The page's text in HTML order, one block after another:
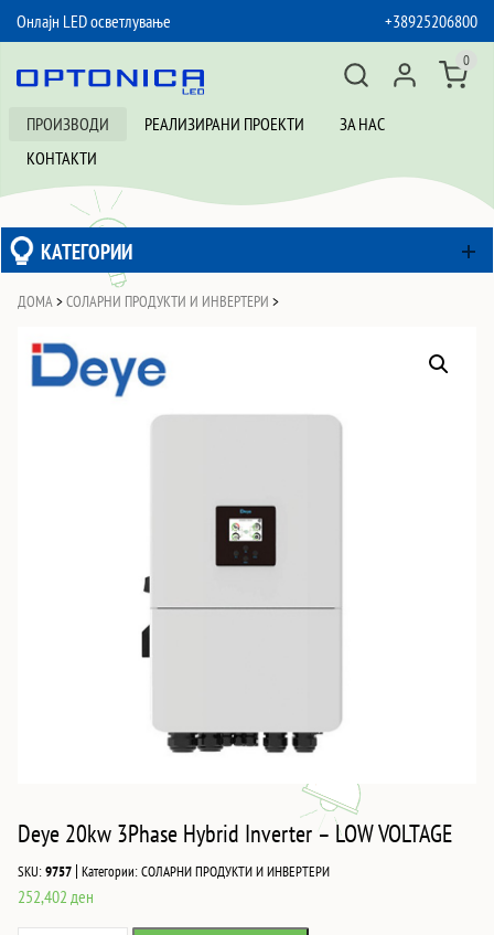
Онлајн LED осветлување
+38925206800
ПРОИЗВОДИ РЕАЛИЗИРАНИ ПРОЕКТИ
ЗА НАС
КОНТАКТИ
0
КАТЕГОРИИ
ДОМА >СОЛАРНИ ПРОДУКТИ И ИНВЕРТЕРИ >
Deye 20kw 3Phase Hybrid Inverter – LOW VOLTAGE
SKU:9757 | Категории:СОЛАРНИ ПРОДУКТИ И ИНВЕРТЕРИ
252,402 ден